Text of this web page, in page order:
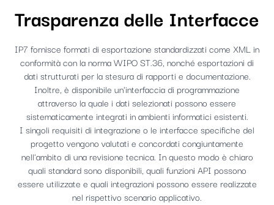
Trasparenza delle Interfacce
IP7 fornisce formati di esportazione standardizzati come XML in
conformità con la norma WIPO ST.36, nonché esportazioni di
dati strutturati per la stesura di rapporti e documentazione.
Inoltre, è disponibile un'interfaccia di programmazione
attraverso la quale i dati selezionati possono essere
sistematicamente integrati in ambienti informatici esistenti.
I singoli requisiti di integrazione o le interfacce specifiche del
progetto vengono valutati e concordati congiuntamente
nell'ambito di una revisione tecnica. In questo modo è chiaro
quali standard sono disponibili, quali funzioni API possono
essere utilizzate e quali integrazioni possono essere realizzate
nel rispettivo scenario applicativo.